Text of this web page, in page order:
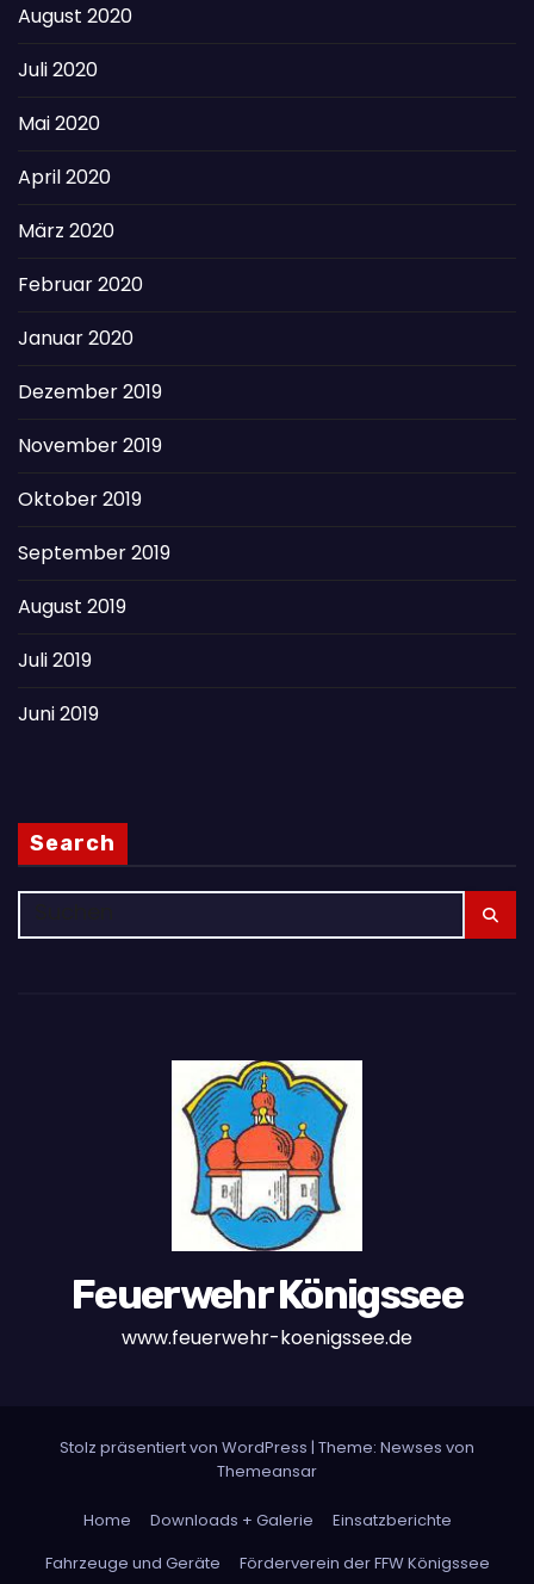
August 2020
Juli 2020
Mai 2020
April 2020
März 2020
Februar 2020
Januar 2020
Dezember 2019
November 2019
Oktober 2019
September 2019
August 2019
Juli 2019
Juni 2019
Search
Feuerwehr Königssee
www.feuerwehr-koenigssee.de
Stolz präsentiert von WordPress | Theme: Newses von
Themeansar
Home Downloads + Galerie
Einsatzberichte
Fahrzeuge und Geräte
Förderverein der FFW Königssee